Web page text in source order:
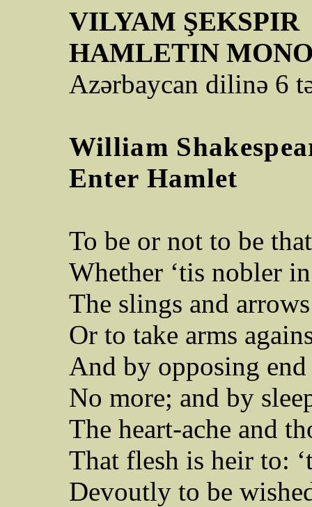
VILYAM ŞEKSPIR
HAMLETIN
Azərbaycan dilinə 6
William
Enter Hamlet
To be or not to be
Whether ‘tis nobler
The slings and
Or to take arms
And by opposing
No more; and by
The heart-ache and
That flesh is heir to:
Devoutly to be